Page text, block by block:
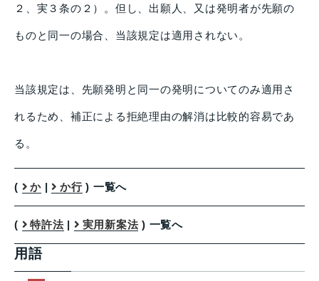
２、実３条の２）。但し、出願人、又は発明者が先願の
ものと同一の場合、当該規定は適用されない。
当該規定は、先願発明と同一の発明についてのみ適用さ
れるため、補正による拒絶理由の解消は比較的容易であ
る。
( か | か行) 一覧へ
( 特許法| 実用新案法) 一覧へ
用語